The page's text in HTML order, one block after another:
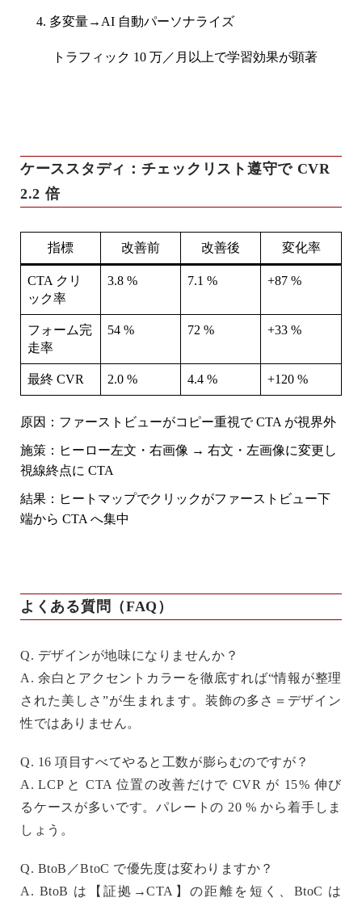
多変量→AI 自動パーソナライズ
トラフィック 10 万／月以上で学習効果が顕著
ケーススタディ：チェックリスト遵守で CVR
2.2 倍
指標 改善前 改善後 変化率
CTA クリ
ック率
3.8 % 7.1 % +87 %
フォーム完
走率
54 % 72 % +33 %
最終 CVR 2.0 % 4.4 % +120 %
原因 ：ファーストビューがコピー重視で CTA が視界外
施策 ：ヒーロー左文・右画像 → 右文・左画像に変更し
視線終点に CTA
結果 ：ヒートマップでクリックがファーストビュー下
端から CTA へ集中
よくある質問（FAQ）
Q. デザインが地味になりませんか？
A. 余白とアクセントカラーを徹底すれば“情報が整理
された美しさ”が生まれます。装飾の多さ＝デザイン
性ではありません。
Q. 16 項目すべてやると工数が膨らむのですが？
A. LCP と CTA 位置の改善だけで CVR が 15 % 伸び
るケースが多いです。パレートの 20 % から着手しま
しょう。
Q. BtoB／BtoC で優先度は変わりますか？
A. BtoB は【証拠→CTA】の距離を短く、BtoC は